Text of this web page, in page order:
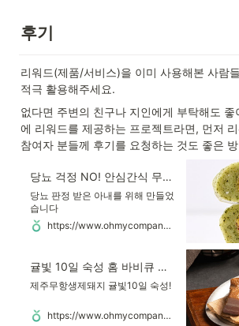
후기
리워드(제품/서비스)을 이미 사용해본 사람
적극 활용해주세요.
없다면 주변의 친구나 지인에게 부탁해도 좋
에 리워드를 제공하는 프로젝트라면, 먼저
참여자 분들께 후기를 요청하는 것도 좋은
당뇨 걱정 NO! 안심간식 무설탕 무농약 뽕잎 밥알 찹쌀떡
당뇨 판정 받은 아내를 위해 만들었
습니다
https://www.ohmycompany.com/reward/210298142
귤빛 10일 숙성 홈 바비큐 컬렉션
제주무항생제돼지 귤빛10일 숙성!
https://www.ohmycompany.com/reward/2092968532